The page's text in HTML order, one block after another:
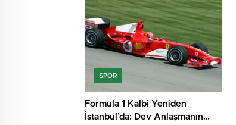
SPOR
Formula 1 Kalbi Yeniden
İstanbul’da: Dev Anlaşmanın